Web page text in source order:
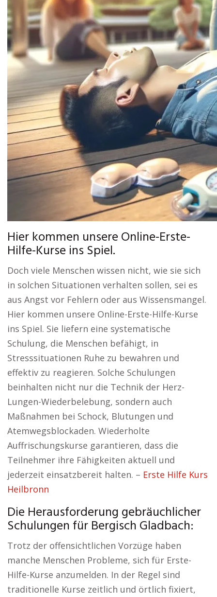
Hier kommen unsere Online-Erste-
Hilfe-Kurse ins Spiel.
Doch viele Menschen wissen nicht, wie sie sich
in solchen Situationen verhalten sollen, sei es
aus Angst vor Fehlern oder aus Wissensmangel.
Hier kommen unsere Online-Erste-Hilfe-Kurse
ins Spiel. Sie liefern eine systematische
Schulung, die Menschen befähigt, in
Stresssituationen Ruhe zu bewahren und
effektiv zu reagieren. Solche Schulungen
beinhalten nicht nur die Technik der Herz-
Lungen-Wiederbelebung, sondern auch
Maßnahmen bei Schock, Blutungen und
Atemwegsblockaden. Wiederholte
Auffrischungskurse garantieren, dass die
Teilnehmer ihre Fähigkeiten aktuell und
jederzeit einsatzbereit halten. – Erste Hilfe Kurs
Heilbronn
Die Herausforderung gebräuchlicher
Schulungen für Bergisch Gladbach:
Trotz der offensichtlichen Vorzüge haben
manche Menschen Probleme, sich für Erste-
Hilfe-Kurse anzumelden. In der Regel sind
traditionelle Kurse zeitlich und örtlich fixiert,